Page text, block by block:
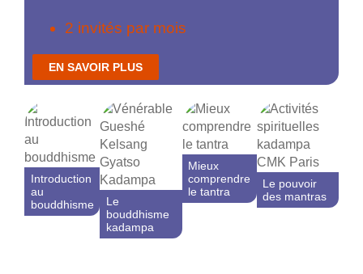
2 invités par mois
EN SAVOIR PLUS
Introduction
au
bouddhisme
Le
bouddhisme
kadampa
Mieux
comprendre
le tantra
Le pouvoir
des mantras